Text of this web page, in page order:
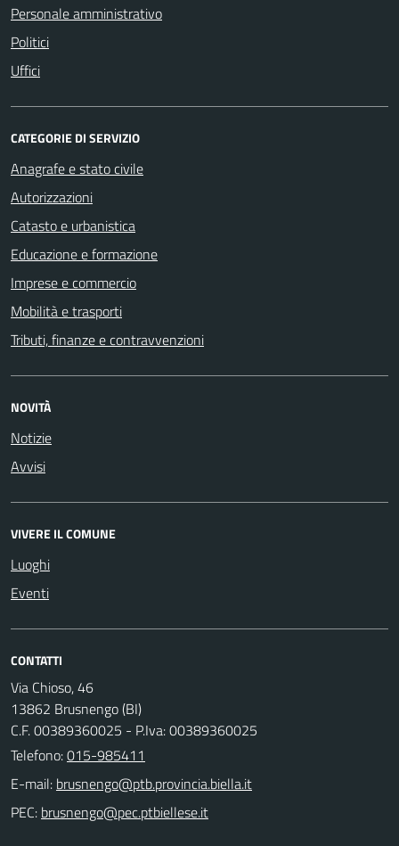
Personale amministrativo
Politici
Uffici
CATEGORIE DI SERVIZIO
Anagrafe e stato civile
Autorizzazioni
Catasto e urbanistica
Educazione e formazione
Imprese e commercio
Mobilità e trasporti
Tributi, finanze e contravvenzioni
NOVITÀ
Notizie
Avvisi
VIVERE IL COMUNE
Luoghi
Eventi
CONTATTI
Via Chioso, 46
13862 Brusnengo (BI)
C.F. 00389360025 - P.Iva: 00389360025
Telefono:015-985411
E-mail:
PEC: